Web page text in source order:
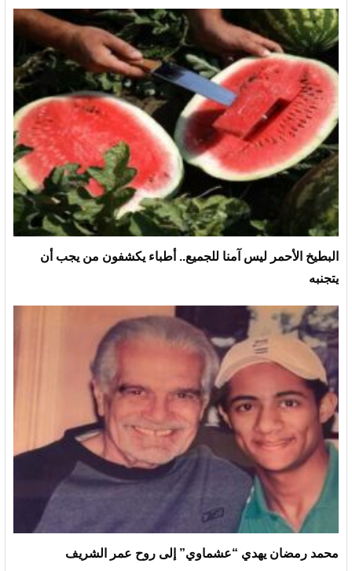
البطيخ الأحمر ليس آمنا للجميع.. أطباء يكشفون من يجب أن
يتجنبه
محمد رمضان يهدي “عشماوي” إلى روح عمر الشريف